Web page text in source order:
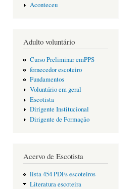
Aconteceu
Adulto voluntário
Curso Preliminar emPPS
fornecedor escoteiro
Fundamentos
Voluntário em geral
Escotista
Dirigente Institucional
Dirigente de Formação
Acervo de Escotista
lista 454 PDFs escoteiros
Literatura escoteira